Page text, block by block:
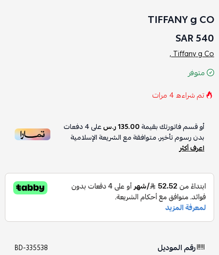
TIFFANY g CO
540 SAR
Tiffany g Co ,
متوفر
تم شراءه4 مرات
أو قسم فاتورتك بقيمة135.00 ر.س على4دفعات
بدون رسوم تأخير، متوافقة مع الشريعة الإسلامية
اعرف أكثر
رقم الموديل BD-335538